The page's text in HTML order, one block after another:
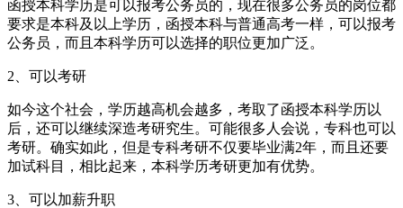
函授本科学历是可以报考公务员的，现在很多公务员的岗位都
要求是本科及以上学历，函授本科与普通高考一样，可以报考
公务员，而且本科学历可以选择的职位更加广泛。
2、可以考研
如今这个社会，学历越高机会越多，考取了函授本科学历以
后，还可以继续深造考研究生。可能很多人会说，专科也可以
考研。确实如此，但是专科考研不仅要毕业满2年，而且还要
加试科目，相比起来，本科学历考研更加有优势。
3、可以加薪升职